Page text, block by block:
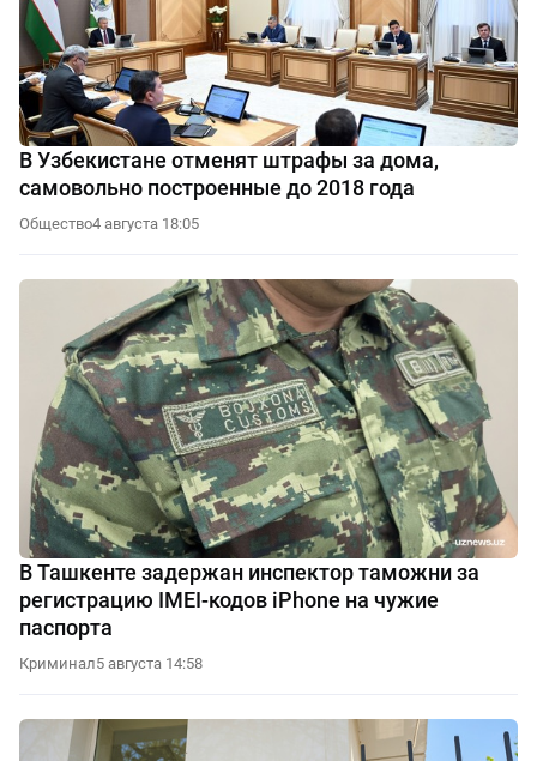
В Узбекистане отменят штрафы за дома,
самовольно построенные до 2018 года
Общество4 августа 18:05
В Ташкенте задержан инспектор таможни за
регистрацию IMEI-кодов iPhone на чужие
паспорта
Криминал5 августа 14:58